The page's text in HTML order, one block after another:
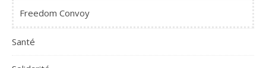
Freedom Convoy
Santé